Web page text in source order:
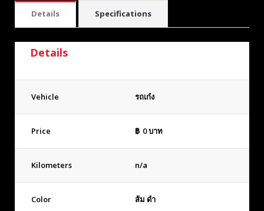
Details Specifications
Details
Vehicle รถเก๋ง
Price ฿ 0บาท
Kilometers n/a
Color ส้ม ดำ